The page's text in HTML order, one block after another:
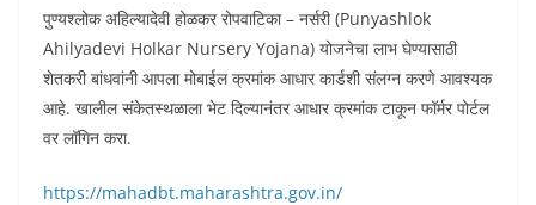
पुण्यश्लोक अहिल्यादेवी होळकर रोपवाटिका – नर्सरी (Punyashlok
Ahilyadevi Holkar Nursery Yojana) योजनेचा लाभ घेण्यासाठी
शेतकरी बांधवांनी आपला मोबाईल क्रमांक आधार कार्डशी संलग्न करणे आवश्यक
आहे. खालील संकेतस्थळाला भेट दिल्यानंतर आधार क्रमांक टाकून फॉर्मर पोर्टल
वर लॉगिन करा.
https://mahadbt.maharashtra.gov.in/